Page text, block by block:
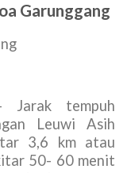
Garunggang
Jarak tempuh
Leuwi Asih
3,6 km atau
50- 60 menit